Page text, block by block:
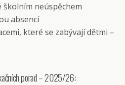
školním neúspěchem
absencí
které se zabývají dětmi –
porad – 2025/26: